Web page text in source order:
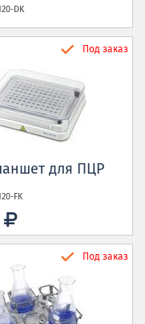
DK
Под заказ
для ПЦР
FK
Под заказ